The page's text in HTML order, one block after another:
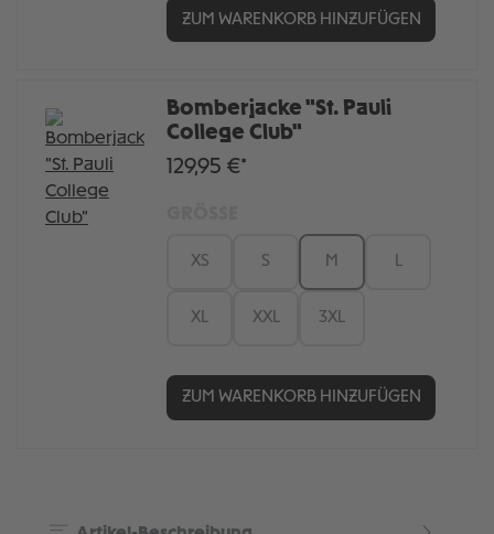
ZUM WARENKORB HINZUFÜGEN
Bomberjacke "St. Pauli
College Club"
129,95 €*
XS S M L
XL XXL 3XL
ZUM WARENKORB HINZUFÜGEN